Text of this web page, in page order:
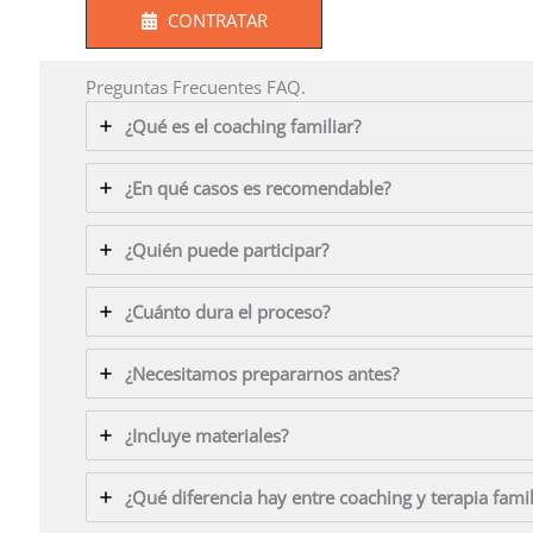
CONTRATAR
Preguntas Frecuentes FAQ.
¿Qué es el coaching familiar?
¿En qué casos es recomendable?
¿Quién puede participar?
¿Cuánto dura el proceso?
¿Necesitamos prepararnos antes?
¿Incluye materiales?
¿Qué diferencia hay entre coaching y terapia